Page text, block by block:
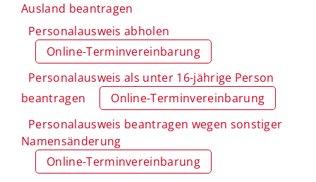
Ausland beantragen
Personalausweis abholen
Online-Terminvereinbarung
Personalausweis als unter 16-jährige Person
beantragen
Online-Terminvereinbarung
Personalausweis beantragen wegen sonstiger
Namensänderung
Online-Terminvereinbarung